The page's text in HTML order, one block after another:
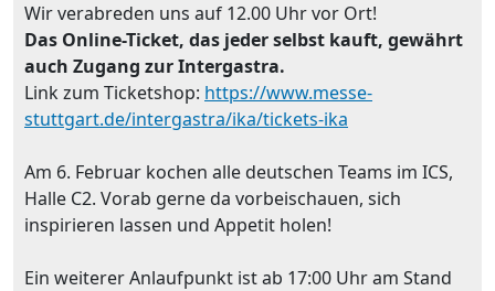
Wir verabreden uns auf 12.00 Uhr vor Ort!
Das Online-Ticket, das jeder selbst kauft, gewährt
auch Zugang zur Intergastra.
Link zum Ticketshop: https://www.messe-
stuttgart.de/intergastra/ika/tickets-ika
Am 6. Februar kochen alle deutschen Teams im ICS,
Halle C2. Vorab gerne da vorbeischauen, sich
inspirieren lassen und Appetit holen!
Ein weiterer Anlaufpunkt ist ab 17:00 Uhr am Stand